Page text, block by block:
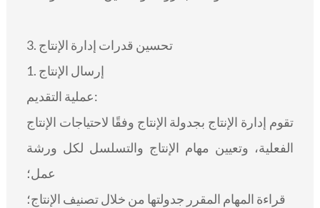
3. تحسين قدرات إدارة الإنتاج
1. إرسال الإنتاج
عملية التقديم:
تقوم إدارة الإنتاج بجدولة الإنتاج وفقًا لاحتياجات الإنتاج
الفعلية، وتعيين مهام الإنتاج والتسلسل لكل ورشة
عمل؛
قراءة المهام المقرر جدولتها من خلال تصنيف الإنتاج؛